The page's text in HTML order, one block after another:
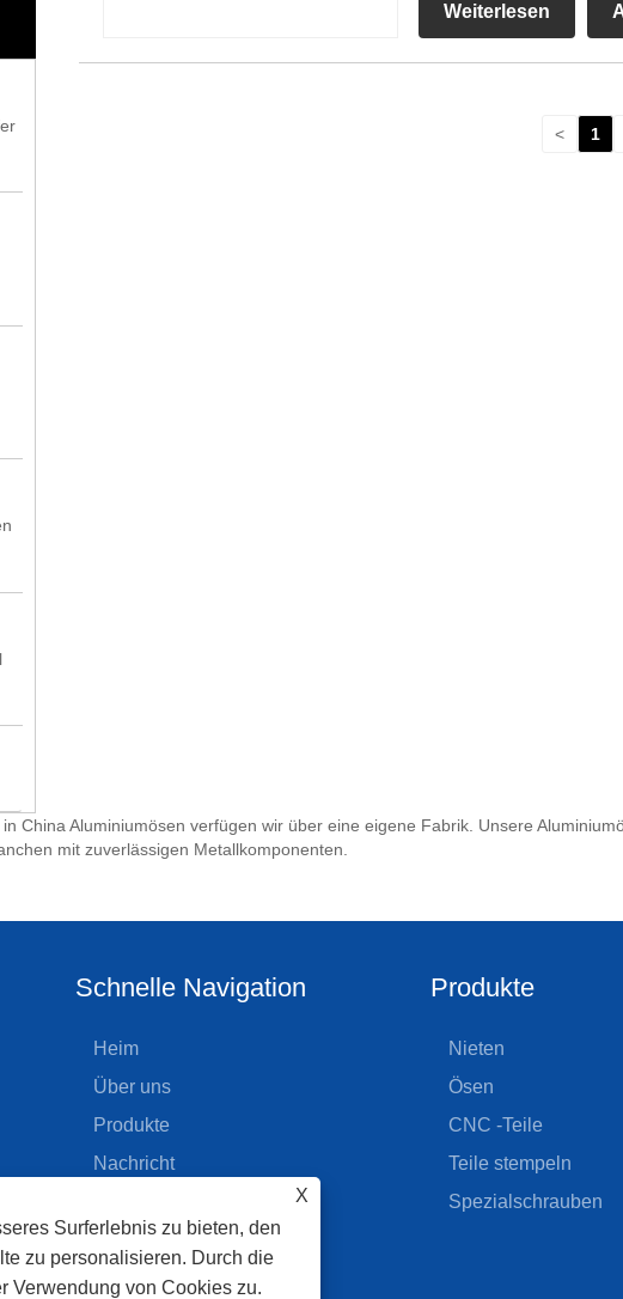
Weiterlesen
< 1
China Aluminiumösen verfügen wir über eine eigene Fabrik. Unsere
mit zuverlässigen Metallkomponenten.
X
Surferlebnis zu bieten, den
zu personalisieren. Durch die
Verwendung von Cookies zu.
Schnelle Navigation
Heim
Über uns
Produkte
Nachricht
Anfrage senden
Kontaktieren Sie uns
Produkte
Nieten
Ösen
CNC -Teile
Teile stempeln
Spezialschrauben